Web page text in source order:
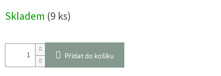
cena:
Skladem (9 ks)
Přidat do košíku